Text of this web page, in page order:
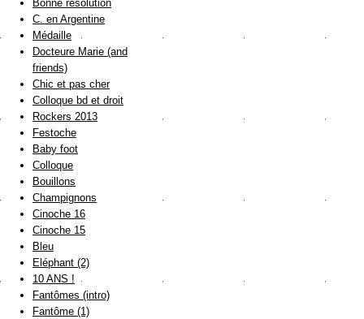
Bonne résolution
C. en Argentine
Médaille
Docteure Marie (and
friends)
Chic et pas cher
Colloque bd et droit
Rockers 2013
Festoche
Baby foot
Colloque
Bouillons
Champignons
Cinoche 16
Cinoche 15
Bleu
Eléphant (2)
10 ANS !
Fantômes (intro)
Fantôme (1)